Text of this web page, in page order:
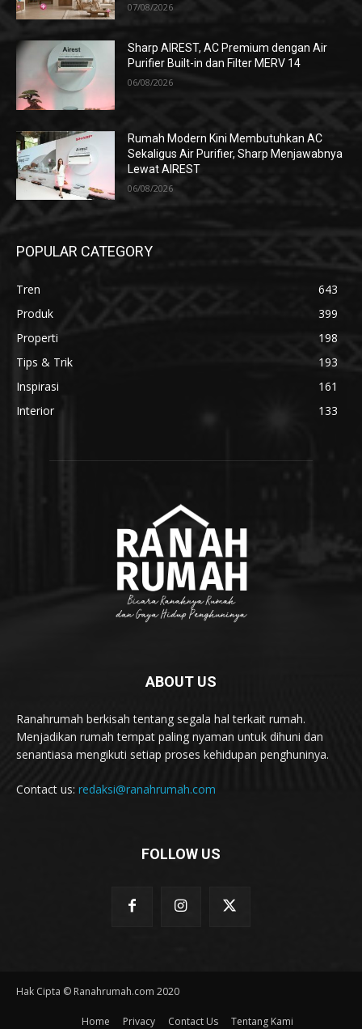
07/08/2026
Sharp AIREST, AC Premium dengan Air
Purifier Built-in dan Filter MERV 14
06/08/2026
Rumah Modern Kini Membutuhkan AC
Sekaligus Air Purifier, Sharp Menjawabnya
Lewat AIREST
06/08/2026
POPULAR CATEGORY
Tren
643
Produk
399
Properti
198
Tips & Trik
193
Inspirasi
161
Interior
133
ABOUT US
Ranahrumah berkisah tentang segala hal terkait rumah.
Menjadikan rumah tempat paling nyaman untuk dihuni dan
senantiasa mengikuti setiap proses kehidupan penghuninya.
Contact us: redaksi@ranahrumah.com
FOLLOW US
Hak Cipta © Ranahrumah.com 2020
Home Privacy Contact Us Tentang Kami